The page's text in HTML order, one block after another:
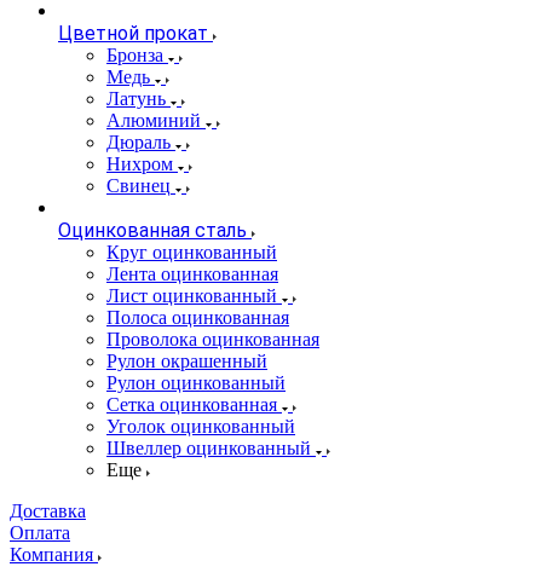
Цветной прокат
Бронза
Медь
Латунь
Алюминий
Дюраль
Нихром
Свинец
Оцинкованная сталь
Круг оцинкованный
Лента оцинкованная
Лист оцинкованный
Полоса оцинкованная
Проволока оцинкованная
Рулон окрашенный
Рулон оцинкованный
Сетка оцинкованная
Уголок оцинкованный
Швеллер оцинкованный
Еще
Доставка
Оплата
Компания